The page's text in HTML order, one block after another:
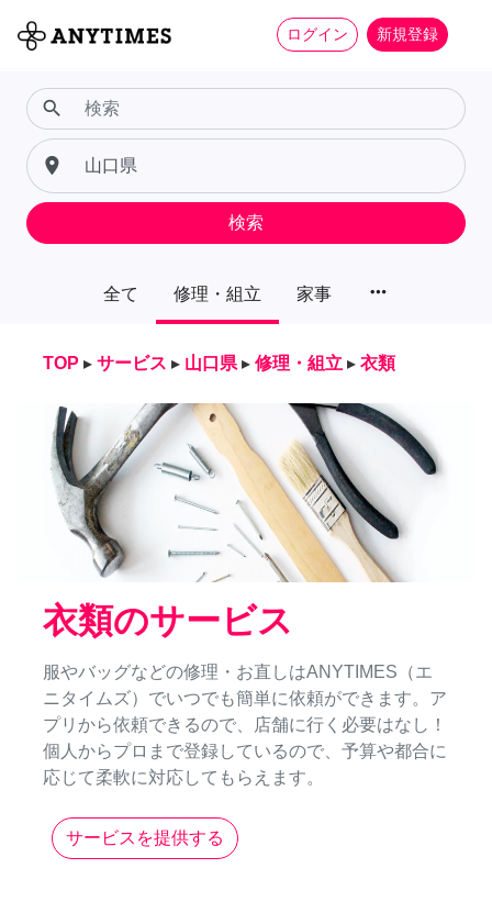
ログイン 新規登録
全て 修理・組立 家事 more_horiz
search
place
検索
TOP ▸ サービス ▸ 山口県 ▸ 修理・組立 ▸ 衣類
衣類のサービス
服やバッグなどの修理・お直しはANYTIMES（エ
ニタイムズ）でいつでも簡単に依頼ができます。ア
プリから依頼できるので、店舗に行く必要はなし！
個人からプロまで登録しているので、予算や都合に
応じて柔軟に対応してもらえます。
サービスを提供する